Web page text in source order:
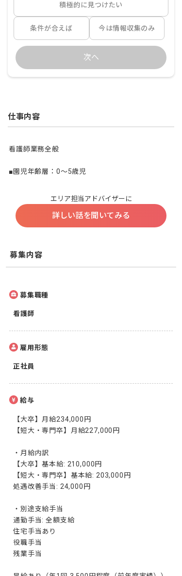
積極的に見つけたい
条件が合えば 今は情報収集のみ
次へ
仕事内容
看護師業務全般
■園児年齢層：0～5歳児
エリア担当アドバイザーに
詳しい話を聞いてみる
募集内容
募集職種
看護師
雇用形態
正社員
給与
【大卒】月給234,000円
【短大・専門卒】月給227,000円
・月給内訳
【大卒】基本給: 210,000円
【短大・専門卒】基本給: 203,000円
処遇改善手当: 24,000円
・別途支給手当
通勤手当: 全額支給
住宅手当あり
役職手当
残業手当